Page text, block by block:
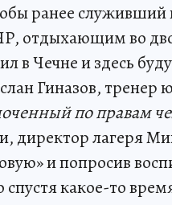
ранее
отдыхающим во
в Чечне и здесь
Гиназов,
по правам
директор лагеря
и попросив
какое-то